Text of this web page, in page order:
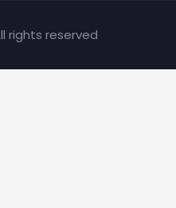
rights reserved